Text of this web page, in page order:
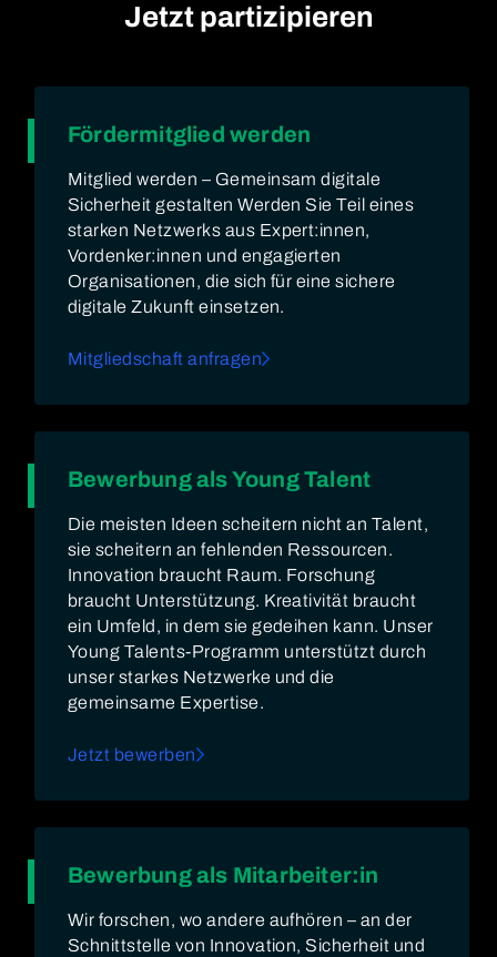
Jetzt partizipieren
Fördermitglied werden
Mitglied werden – Gemeinsam digitale
Sicherheit gestalten Werden Sie Teil eines
starken Netzwerks aus Expert:innen,
Vordenker:innen und engagierten
Organisationen, die sich für eine sichere
digitale Zukunft einsetzen.
Mitgliedschaft anfragen
Bewerbung als Young Talent
Die meisten Ideen scheitern nicht an Talent,
sie scheitern an fehlenden Ressourcen.
Innovation braucht Raum. Forschung
braucht Unterstützung. Kreativität braucht
ein Umfeld, in dem sie gedeihen kann. Unser
Young Talents-Programm unterstützt durch
unser starkes Netzwerke und die
gemeinsame Expertise.
Jetzt bewerben
Bewerbung als Mitarbeiter:in
Wir forschen, wo andere aufhören – an der
Schnittstelle von Innovation, Sicherheit und